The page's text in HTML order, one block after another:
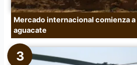
Mercado internacional comienza
aguacate